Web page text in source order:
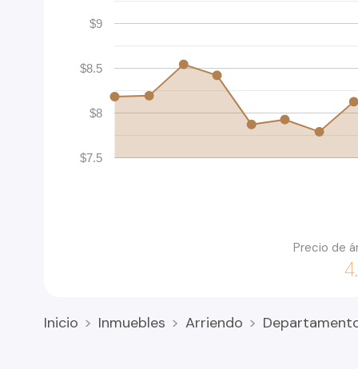
$7.5
$8
$8.5
$9
Precio de
Inicio Inmuebles Arriendo